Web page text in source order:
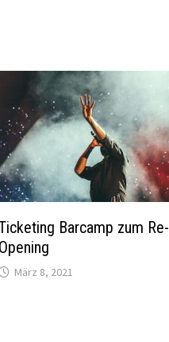
Barcamp zum Re-
Opening
März 8, 2021